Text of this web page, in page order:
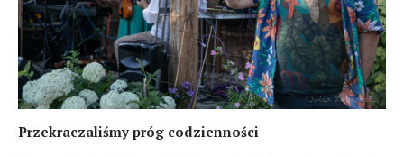
Przekraczaliśmy próg codzienności